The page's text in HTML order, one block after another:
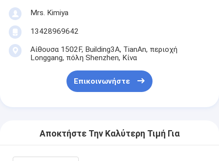
Mrs. Kimiya
13428969642
Αίθουσα 1502F, Building3A, TianAn, περιοχή
Longgang, πόλη Shenzhen, Κίνα
Επικοινωνήστε
Αποκτήστε Την Καλύτερη Τιμή Για